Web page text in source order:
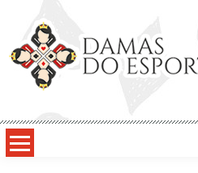
content
Damas do Esporte